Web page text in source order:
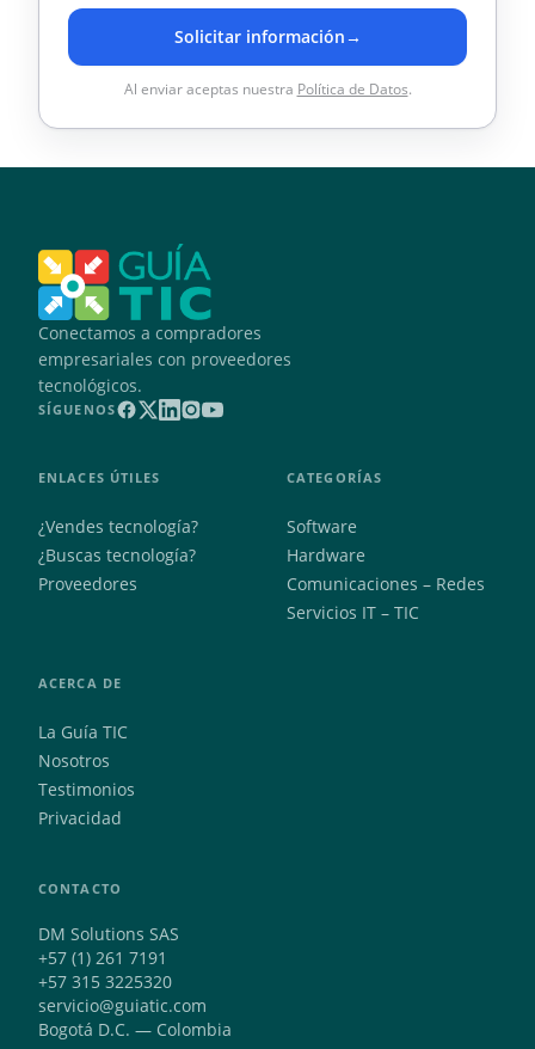
Solicitar información→
Al enviar aceptas nuestra Política de Datos.
Conectamos a compradores
empresariales con proveedores
tecnológicos.
SÍGUENOS
ENLACES ÚTILES
¿Vendes tecnología?
¿Buscas tecnología?
Proveedores
CATEGORÍAS
Software
Hardware
Comunicaciones – Redes
Servicios IT – TIC
ACERCA DE
La Guía TIC
Nosotros
Testimonios
Privacidad
CONTACTO
DM Solutions SAS
+57 (1) 261 7191
+57 315 3225320
servicio@guiatic.com
Bogotá D.C. — Colombia